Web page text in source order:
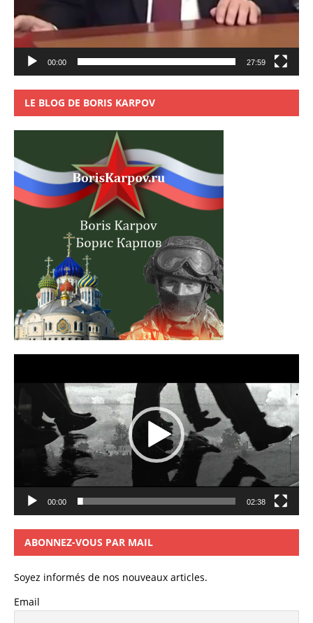
00:00 27:59
LE BLOG DE BORIS KARPOV
00:00 02:38
ABONNEZ-VOUS PAR MAIL
Soyez informés de nos nouveaux articles.
Email